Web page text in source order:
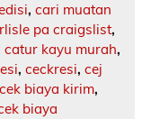
, cari muatan
pa craigslist,
catur kayu murah,
, ceckresi, cej
cek biaya kirim,
biaya